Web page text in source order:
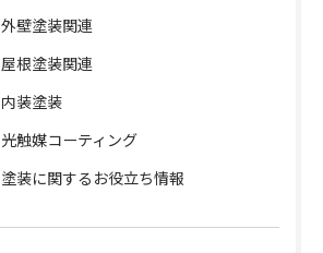
外壁塗装関連
屋根塗装関連
内装塗装
光触媒コーティング
塗装に関するお役立ち情報